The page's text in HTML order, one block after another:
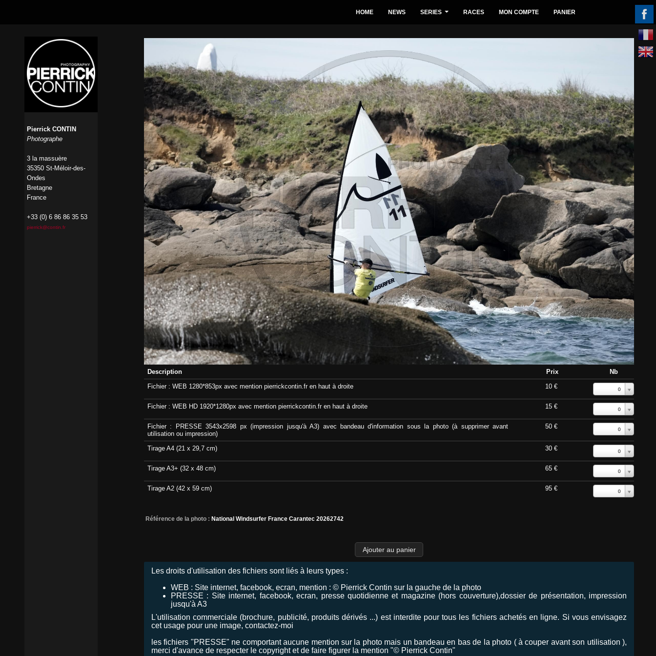
Description Prix
Nb
Fichier : WEB 1280*853px avec mention pierrickcontin.fr en haut à droite
10 € 0
Fichier : WEB HD 1920*1280px avec mention pierrickcontin.fr en haut à droite 15 € 0
Fichier : PRESSE 3543x2598 px (impression jusqu'à A3) avec bandeau d'information sous la photo (à supprimer avant
utilisation ou impression)
50 € 0
Tirage A4 (21 x 29,7 cm) 30 € 0
Tirage A3+ (32 x 48 cm) 65 € 0
Tirage A2 (42 x 59 cm) 95 € 0
Référence de la photo : National Windsurfer France Carantec 20262742
Les droits d'utilisation des fichiers sont liés à leurs types :
WEB : Site internet, facebook, ecran, mention : © Pierrick Contin sur la gauche de la photo
PRESSE : Site internet, facebook, ecran, presse quotidienne et magazine (hors couverture),dossier de présentation, impression
jusqu'à A3
L'utilisation commerciale (brochure, publicité, produits dérivés ...) est interdite pour tous les fichiers achetés en ligne. Si vous envisagez
cet usage pour une image, contactez-moi
les fichiers "PRESSE" ne comportant aucune mention sur la photo mais un bandeau en bas de la photo ( à couper avant son utilisation ),
merci d'avance de respecter le copyright et de faire figurer la mention "© Pierrick Contin"
HOME NEWS SERIES RACES MON COMPTE PANIER
Pierrick CONTIN
Photographe
3 la massuère
35350 St-Méloir-des-
Ondes
Bretagne
France
+33 (0) 6 86 86 35 53
pierrick@contin.fr